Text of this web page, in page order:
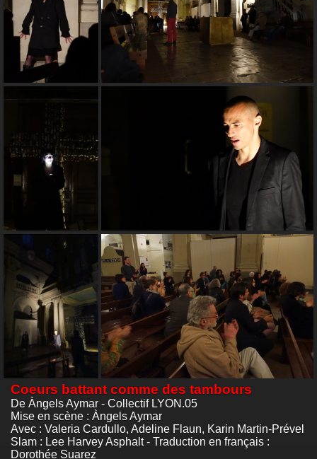
Coeurs battant comme des tambours
De Àngels Aymar - Collectif LYON.05
Mise en scène : Àngels Aymar
Avec : Valeria Cardullo, Adeline Flaun, Karin Martin-Prével
Slam : Lee Harvey Asphalt - Traduction en français :
Dorothée Suarez